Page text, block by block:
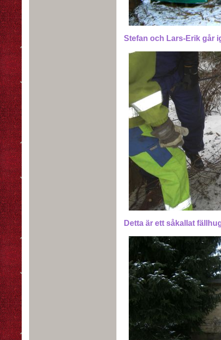
Stefan och Lars-Erik går
Detta är ett såkallat